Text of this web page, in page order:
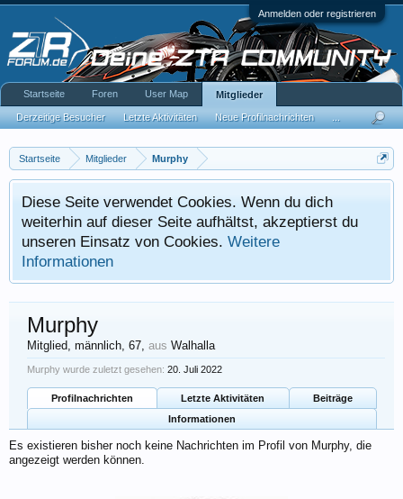
Anmelden oder registrieren
Startseite Mitglieder Murphy
Diese Seite verwendet Cookies. Wenn du dich
weiterhin auf dieser Seite aufhältst, akzeptierst du
unseren Einsatz von Cookies. Weitere
Informationen
Murphy
Mitglied, männlich, 67, aus Walhalla
Murphy wurde zuletzt gesehen: 20. Juli 2022
Profilnachrichten Letzte Aktivitäten
Beiträge
Informationen
Es existieren bisher noch keine Nachrichten im Profil von Murphy, die
angezeigt werden können.
Startseite Foren User Map Mitglieder
Derzeitige Besucher Letzte Aktivitäten Neue Profilnachrichten